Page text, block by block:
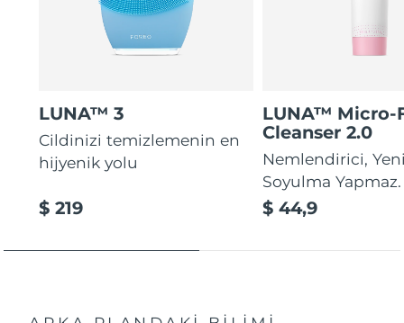
LUNA™ 3
Cildinizi temizlemenin en
hijyenik yolu
$ 219
LUNA™ Micro-
Cleanser 2.0
Nemlendirici,
Soyulma Yapmaz.
$ 44,9